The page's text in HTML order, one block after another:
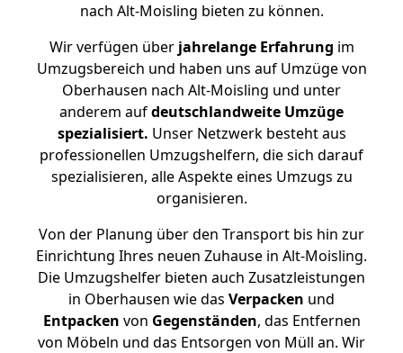
nach Alt-Moisling bieten zu können.
Wir verfügen überjahrelange Erfahrung im
Umzugsbereich und haben uns auf Umzüge von
Oberhausen nach Alt-Moisling und unter
anderem aufdeutschlandweite Umzüge
spezialisiert. Unser Netzwerk besteht aus
professionellen Umzugshelfern, die sich darauf
spezialisieren, alle Aspekte eines Umzugs zu
organisieren.
Von der Planung über den Transport bis hin zur
Einrichtung Ihres neuen Zuhause in Alt-Moisling.
Die Umzugshelfer bieten auch Zusatzleistungen
in Oberhausen wie das Verpacken und
Entpacken von Gegenständen, das Entfernen
von Möbeln und das Entsorgen von Müll an. Wir